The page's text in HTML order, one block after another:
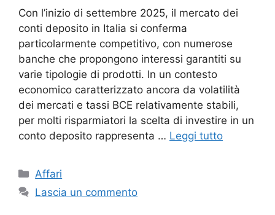
Con l’inizio di settembre 2025, il mercato dei
conti deposito in Italia si conferma
particolarmente competitivo, con numerose
banche che propongono interessi garantiti su
varie tipologie di prodotti. In un contesto
economico caratterizzato ancora da volatilità
dei mercati e tassi BCE relativamente stabili,
per molti risparmiatori la scelta di investire in un
conto deposito rappresenta … Leggi tutto
Categorie
Affari
Lascia un commento